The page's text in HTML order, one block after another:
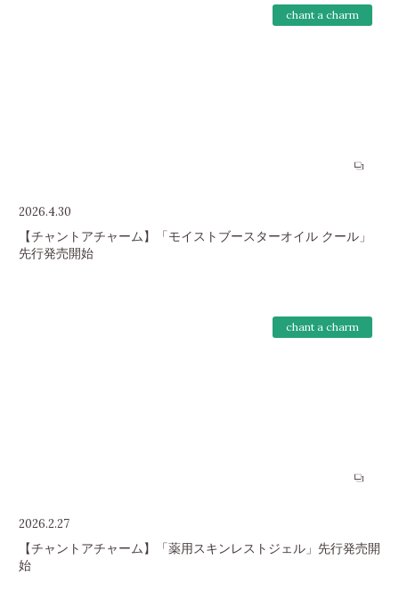
chant a charm
2026.4.30
【チャントアチャーム】「モイストブースターオイル クール」
先行発売開始
chant a charm
2026.2.27
【チャントアチャーム】「薬用スキンレストジェル」先行発売開
始